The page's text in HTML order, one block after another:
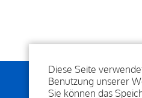
Diese Seite
Benutzung unserer
Sie können das